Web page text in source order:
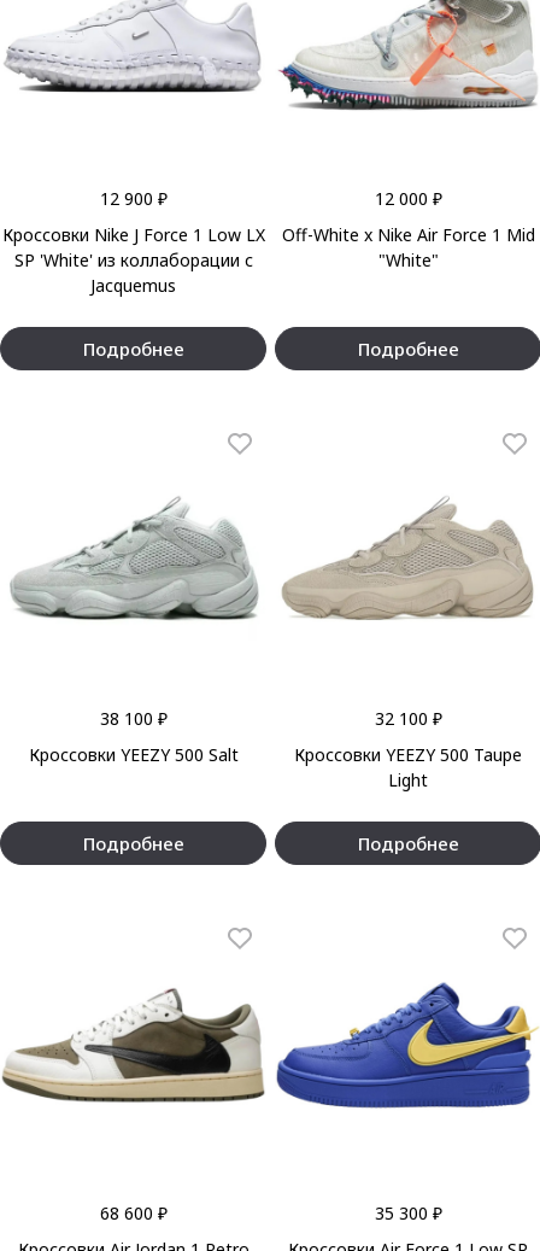
12 900 ₽
Кроссовки Nike J Force 1 Low LX
SP 'White' из коллаборации с
Jacquemus
Подробнее
12 000 ₽
Off-White x Nike Air Force 1 Mid
"White"
Подробнее
38 100 ₽
Кроссовки YEEZY 500 Salt
Подробнее
32 100 ₽
Кроссовки YEEZY 500 Taupe
Light
Подробнее
68 600 ₽
35 300 ₽